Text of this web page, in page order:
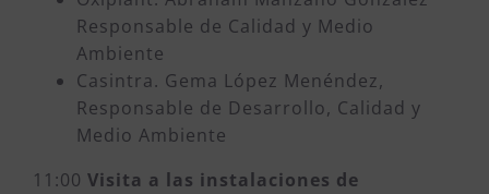
Responsable de Calidad y Medio
Ambiente
Casintra. Gema López Menéndez,
Responsable de Desarrollo, Calidad y
Medio Ambiente
11:00 Visita a las instalaciones de